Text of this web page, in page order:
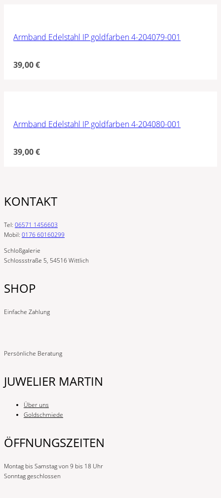
Armband Edelstahl IP goldfarben 4-204079-001
39,00€
Armband Edelstahl IP goldfarben 4-204080-001
39,00€
KONTAKT
Tel: 06571 1456603
Mobil: 0176 60160299
Schloßgalerie
Schlossstraße 5, 54516 Wittlich
SHOP
Einfache Zahlung
Persönliche Beratung
JUWELIER MARTIN
Über uns
Goldschmiede
ÖFFNUNGSZEITEN
Montag bis Samstag von 9 bis 18 Uhr
Sonntag geschlossen